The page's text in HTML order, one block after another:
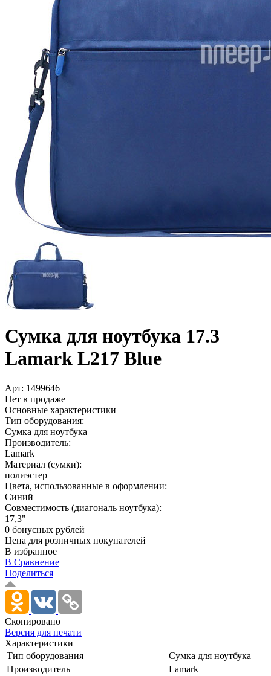
Сумка для ноутбука 17.3
Lamark L217 Blue
Арт: 1499646
Нет в продаже
Основные характеристики
Тип оборудования:
Сумка для ноутбука
Производитель:
Lamark
Материал (сумки):
полиэстер
Цвета, использованные в оформлении:
Синий
Совместимость (диагональ ноутбука):
17,3"
0 бонусных рублей
Цена для розничных покупателей
В избранное
В Сравнение
Поделиться
Скопировано
Версия для печати
Характеристики
Тип оборудования
Сумка для ноутбука
Производитель
Lamark